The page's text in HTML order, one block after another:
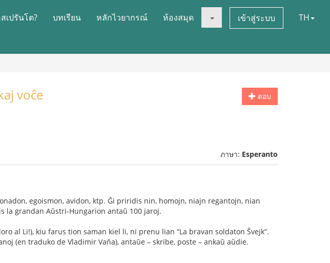
เปรันโต? บทเรียน หลักไวยากรณ์ ห้องสมุด เข้าสู่ระบบ TH
ตอบ
voĉe
ภาษา: Esperanto
egoismon, avidon, ktp. Ĝi priridis nin, homojn, niajn regantojn, nian
la grandan Aŭstri-Hungarion antaŭ 100 jaroj.
al Li!), kiu farus tion saman kiel li, ni prenu lian “La bravan soldaton Ŝvejk”.
(en traduko de Vladimir Vaňa), antaŭe – skribe, poste – ankaŭ aŭdie.